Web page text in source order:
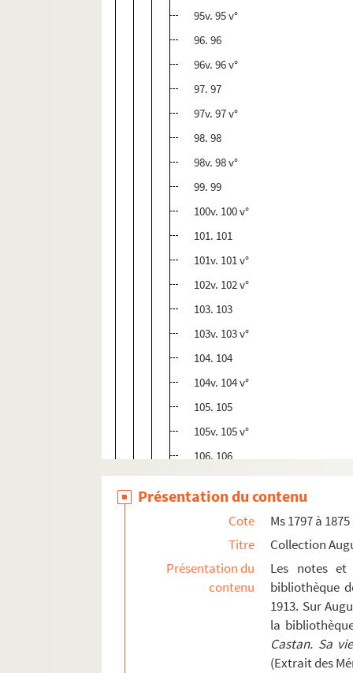
95v. 95 v°
96. 96
96v. 96 v°
97. 97
97v. 97 v°
98. 98
98v. 98 v°
99. 99
100v. 100 v°
101. 101
101v. 101 v°
102v. 102 v°
103. 103
103v. 103 v°
104. 104
104v. 104 v°
105. 105
105v. 105 v°
106. 106
107. 107
107v. 107 v°
108. 108
108v. 108 v°
Présentation du contenu
Cote
Ms 1797 à 1875
Titre
Collection
Présentation du
contenu
Les notes
bibliothèque
1913. Sur
la
Castan. Sa
(Extrait des